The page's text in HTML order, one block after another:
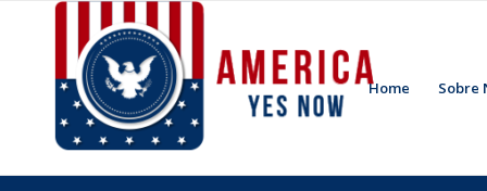
Home Sobre